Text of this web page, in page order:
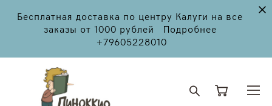
Бесплатная доставка по центру Калуги на все
заказы от 1000 рублей Подробнее
+79605228010